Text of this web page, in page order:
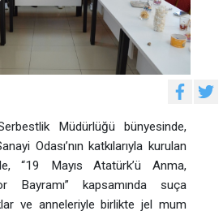
Müdürlüğü bünyesinde,
Odası’nın katkılarıyla kurulan
“19 Mayıs Atatürk’ü Anma,
Bayramı” kapsamında suça
ve anneleriyle birlikte jel mum